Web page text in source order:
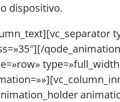
dispositivo.